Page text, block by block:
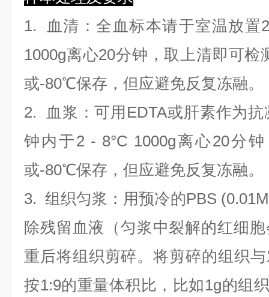
1.
血清 ：全血标本请于室温放
1000g离心20分钟，取上清即可
或-80℃保存，但应避免反复冻融。
2.
血浆 ：可用EDTA或肝素作为
钟内于2 - 8°C 1000g离心20分
或-80℃保存，但应避免反复冻融。
3.组织匀浆 ：用预冷的PBS
除残留血液（匀浆中裂解的红细
重后将组织剪碎。将剪碎的组织
按1:9的重量体积比，比如1g的组